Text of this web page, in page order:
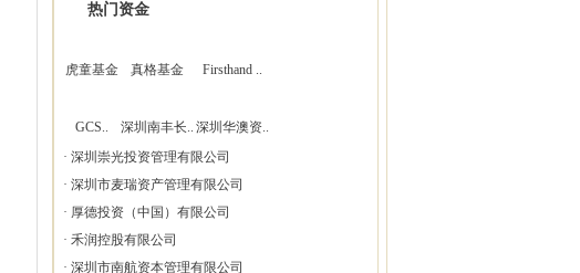
热门资金
虎童基金 真格基金 Firsthand ..
GCS.. 深圳南丰长.. 深圳华澳资..
· 深圳崇光投资管理有限公司
· 深圳市麦瑞资产管理有限公司
· 厚德投资（中国）有限公司
· 禾润控股有限公司
· 深圳市南航资本管理有限公司